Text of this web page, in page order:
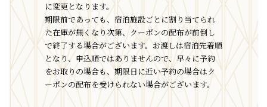
に変更となります。
期限前であっても、宿泊施設ごとに割り当てられ
た在庫が無くなり次第、クーポンの配布が前倒し
で終了する場合がございます。お渡しは宿泊先着順
となり、申込順ではありませんので、早々に予約
をお取りの場合も、期限日に近い予約の場合はク
ーポンの配布を受けられない場合がございます。